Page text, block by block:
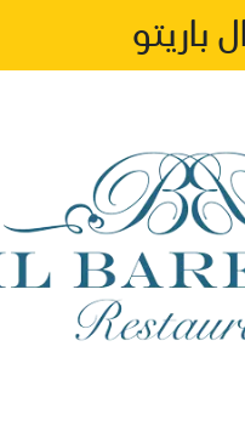
ال باريتو